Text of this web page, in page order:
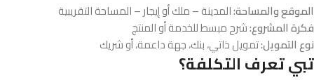
الموقع والمساحة:المدينة – ملك أو إيجار – المساحة التقريبية
فكرة المشروع:شرح مبسط للخدمة أو المنتج
نوع التمويل:تمويل ذاتي، بنك، جهة داعمة، أو شريك
تبي تعرف التكلفة؟